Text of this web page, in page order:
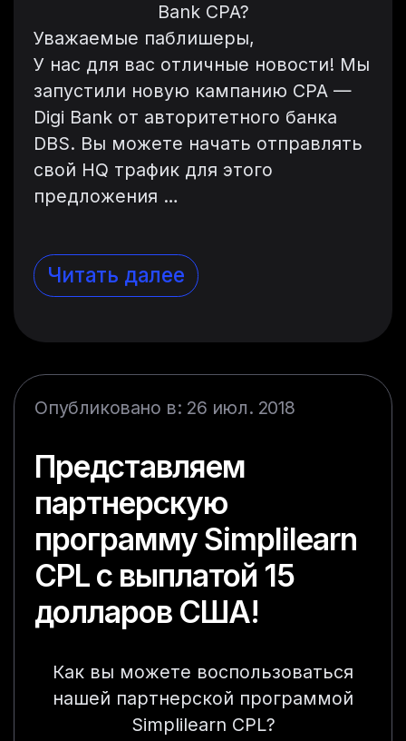
Bank CPA?
Уважаемые паблишеры,
У нас для вас отличные новости! Мы
запустили новую кампанию CPA —
Digi Bank от авторитетного банка
DBS. Вы можете начать отправлять
свой HQ трафик для этого
предложения …
Читать далее
Опубликовано в: 26 июл. 2018
Представляем
партнерскую
программу Simplilearn
CPL с выплатой 15
долларов США!
Как вы можете воспользоваться
нашей партнерской программой
Simplilearn CPL?